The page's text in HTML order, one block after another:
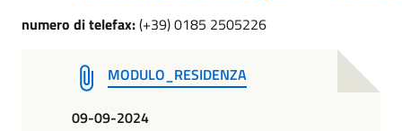
numero di telefax:(+39) 0185 2505226
MODULO_RESIDENZA
09-09-2024